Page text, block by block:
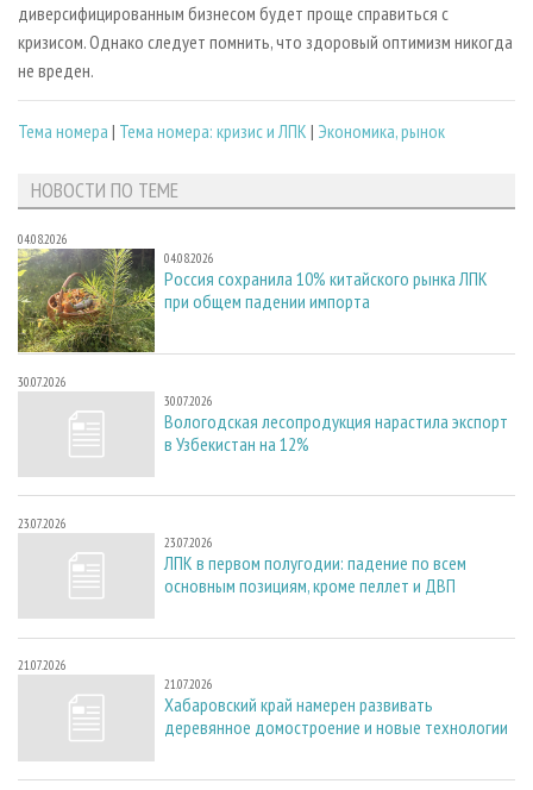
диверсифицированным бизнесом будет проще справиться с
кризисом. Однако следует помнить, что здоровый оптимизм никогда
не вреден.
Тема номера | Тема номера: кризис и ЛПК | Экономика, рынок
НОВОСТИ ПО ТЕМЕ
04.08.2026
04.08.2026
Россия сохранила 10% китайского рынка ЛПК
при общем падении импорта
30.07.2026
30.07.2026
Вологодская лесопродукция нарастила экспорт
в Узбекистан на 12%
23.07.2026
23.07.2026
ЛПК в первом полугодии: падение по всем
основным позициям, кроме пеллет и ДВП
21.07.2026
21.07.2026
Хабаровский край намерен развивать
деревянное домостроение и новые технологии